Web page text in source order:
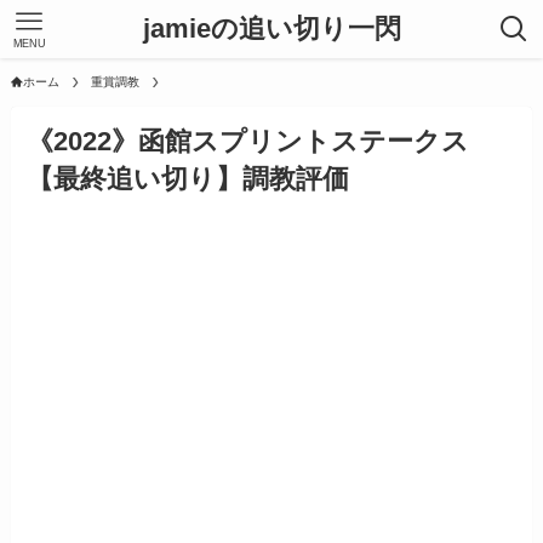
jamieの追い切り一閃
MENU
ホーム 重賞調教
《2022》函館スプリントステークス
【最終追い切り】調教評価